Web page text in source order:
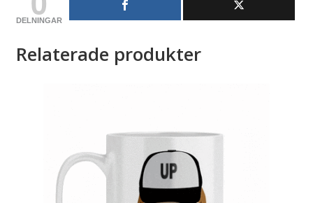
DELNINGAR
Relaterade produkter